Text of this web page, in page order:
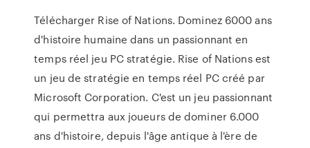
Télécharger Rise of Nations. Dominez 6000 ans
d'histoire humaine dans un passionnant en
temps réel jeu PC stratégie. Rise of Nations est
un jeu de stratégie en temps réel PC créé par
Microsoft Corporation. C'est un jeu passionnant
qui permettra aux joueurs de dominer 6.000
ans d'histoire, depuis l'âge antique à l'ère de